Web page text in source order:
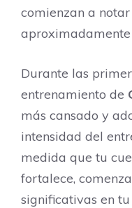
comienzan a
aproximadamente
Durante las
entrenamiento de
más cansado y
intensidad del
medida que tu
fortalece,
significativas en